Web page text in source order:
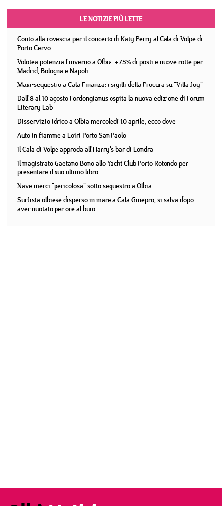
LE NOTIZIE PIÙ LETTE
Conto alla rovescia per il concerto di Katy Perry al Cala di Volpe di
Porto Cervo
Volotea potenzia l'inverno a Olbia: +75% di posti e nuove rotte per
Madrid, Bologna e Napoli
Maxi-sequestro a Cala Finanza: i sigilli della Procura su "Villa Joy"
Dall'8 al 10 agosto Fordongianus ospita la nuova edizione di Forum
Literary Lab
Disservizio idrico a Olbia mercoledì 10 aprile, ecco dove
Auto in fiamme a Loiri Porto San Paolo
Il Cala di Volpe approda all'Harry's bar di Londra
Il magistrato Gaetano Bono allo Yacht Club Porto Rotondo per
presentare il suo ultimo libro
Nave merci "pericolosa" sotto sequestro a Olbia
Surfista olbiese disperso in mare a Cala Ginepro, si salva dopo
aver nuotato per ore al buio